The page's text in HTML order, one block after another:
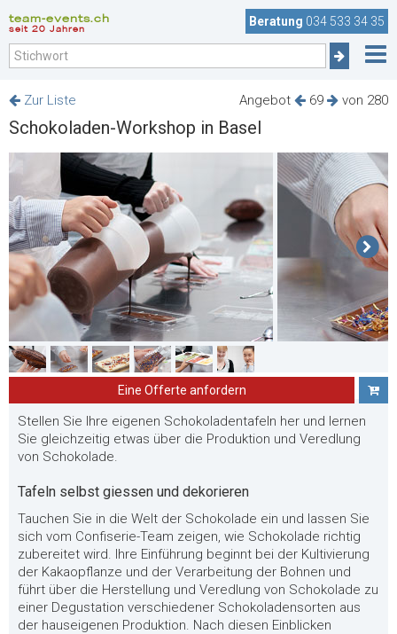
team-events.ch
seit 20 Jahren
Beratung 034 533 34 35
Angebot 69 von 280
Zur Liste
Schokoladen-Workshop in Basel
Eine Offerte anfordern
Stellen Sie Ihre eigenen Schokoladentafeln her und lernen
Sie gleichzeitig etwas über die Produktion und Veredlung
von Schokolade.
Tafeln selbst giessen und dekorieren
Tauchen Sie in die Welt der Schokolade ein und lassen Sie
sich vom Confiserie-Team zeigen, wie Schokolade richtig
zubereitet wird. Ihre Einführung beginnt bei der Kultivierung
der Kakaopflanze und der Verarbeitung der Bohnen und
führt über die Herstellung und Veredlung von Schokolade zu
einer Degustation verschiedener Schokoladensorten aus
der hauseigenen Produktion. Nach diesen Einblicken